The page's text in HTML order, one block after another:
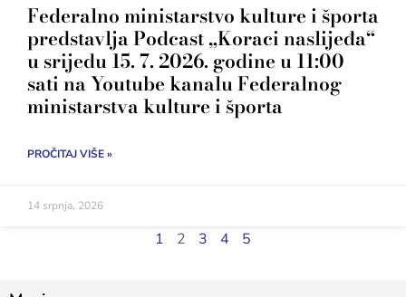
Federalno ministarstvo kulture i športa
predstavlja Podcast „Koraci naslijeđa“
u srijedu 15. 7. 2026. godine u 11:00
sati na Youtube kanalu Federalnog
ministarstva kulture i športa
PROČITAJ VIŠE »
14 srpnja, 2026
1 2 3 4 5